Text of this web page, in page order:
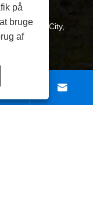
Town, Linyi City,

på
bruge
af